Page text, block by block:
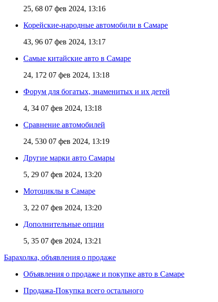
25, 68 07 фев 2024, 13:16
Корейские-народные автомобили в Самаре
43, 96 07 фев 2024, 13:17
Самые китайские авто в Самаре
24, 172 07 фев 2024, 13:18
Форум для богатых, знаменитых и их детей
4, 34 07 фев 2024, 13:18
Сравнение автомобилей
24, 530 07 фев 2024, 13:19
Другие марки авто Самары
5, 29 07 фев 2024, 13:20
Мотоциклы в Самаре
3, 22 07 фев 2024, 13:20
Дополнительные опции
5, 35 07 фев 2024, 13:21
Барахолка, объявления о продаже
Объявления о продаже и покупке авто в Самаре
Продажа-Покупка всего остального